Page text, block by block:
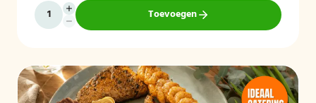
Toevoegen